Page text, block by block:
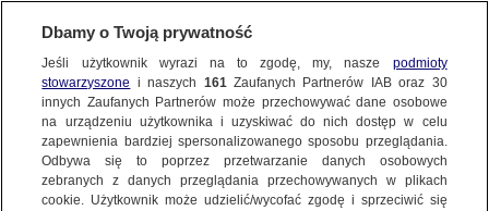
KONTAKT24
Wyślij Materiał
WYŚLIJ MATERIAŁDzień dobry!
Jedno konto do wszystkich usług
Dbamy o Twoją prywatność
Jeśli użytkownik wyrazi na to zgodę, my, nasze podmioty
stowarzyszone i naszych 161Zaufanych Partnerów IAB oraz 30
innych Zaufanych Partnerów może przechowywać dane osobowe
na urządzeniu użytkownika i uzyskiwać do nich dostęp w celu
zapewnienia bardziej spersonalizowanego sposobu przeglądania.
Odbywa się to poprzez przetwarzanie danych osobowych
zebranych z danych przeglądania przechowywanych w plikach
cookie. Użytkownik może udzielić/wycofać zgodę i sprzeciwić się